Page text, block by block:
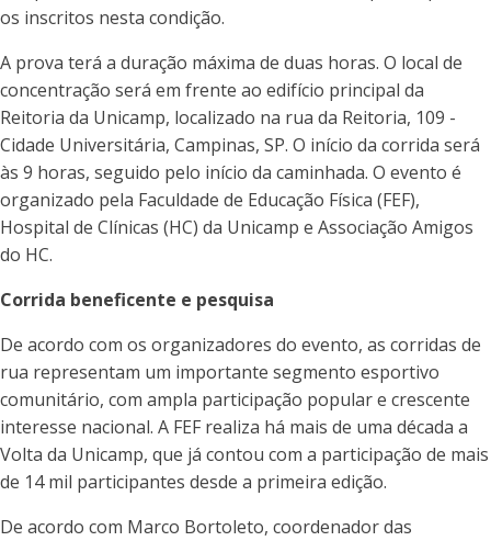
os inscritos nesta condição.
A prova terá a duração máxima de duas horas. O local de
concentração será em frente ao edifício principal da
Reitoria da Unicamp, localizado na rua da Reitoria, 109 -
Cidade Universitária, Campinas, SP. O início da corrida será
às 9 horas, seguido pelo início da caminhada. O evento é
organizado pela Faculdade de Educação Física (FEF),
Hospital de Clínicas (HC) da Unicamp e Associação Amigos
do HC.
Corrida beneficente e pesquisa
De acordo com os organizadores do evento, as corridas de
rua representam um importante segmento esportivo
comunitário, com ampla participação popular e crescente
interesse nacional. A FEF realiza há mais de uma década a
Volta da Unicamp, que já contou com a participação de mais
de 14 mil participantes desde a primeira edição.
De acordo com Marco Bortoleto, coordenador das